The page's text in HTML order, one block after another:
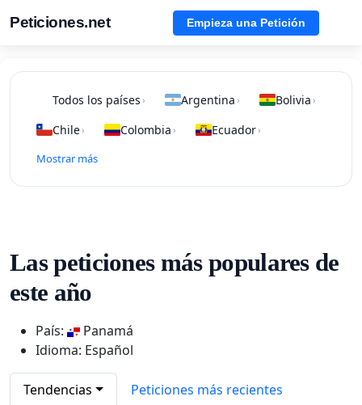
Peticiones.net Empieza una Petición
Todos los países › Argentina › Bolivia ›
Chile› Colombia › Ecuador›
Mostrar más
Las peticiones más populares de
este año
País:
Panamá
Idioma: Español
Tendencias Peticiones más recientes